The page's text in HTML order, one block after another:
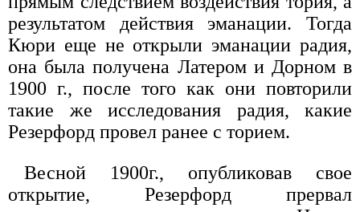
результатом действия эманации. Тогда
Кюри еще не открыли эманации радия,
она была получена Латером и Дорном в
1900 г., после того как они повторили
такие же исследования радия, какие
Резерфорд провел ранее с торием.
Весной 1900г., опубликовав свое
открытие, Резерфорд прервал